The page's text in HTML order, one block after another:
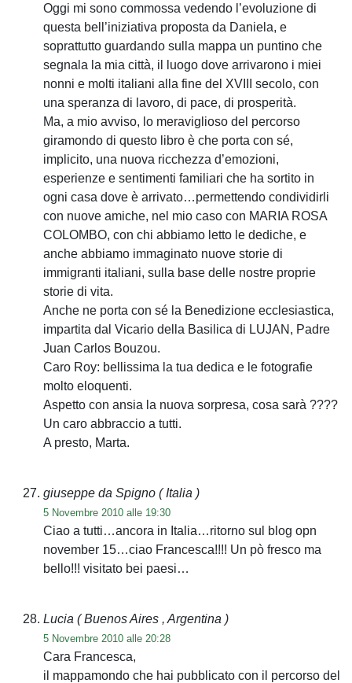
Oggi mi sono commossa vedendo l’evoluzione di
questa bell’iniziativa proposta da Daniela, e
soprattutto guardando sulla mappa un puntino che
segnala la mia città, il luogo dove arrivarono i miei
nonni e molti italiani alla fine del XVIII secolo, con
una speranza di lavoro, di pace, di prosperità.
Ma, a mio avviso, lo meraviglioso del percorso
giramondo di questo libro è che porta con sé,
implicito, una nuova ricchezza d’emozioni,
esperienze e sentimenti familiari che ha sortito in
ogni casa dove è arrivato…permettendo condividirli
con nuove amiche, nel mio caso con MARIA ROSA
COLOMBO, con chi abbiamo letto le dediche, e
anche abbiamo immaginato nuove storie di
immigranti italiani, sulla base delle nostre proprie
storie di vita.
Anche ne porta con sé la Benedizione ecclesiastica,
impartita dal Vicario della Basilica di LUJAN, Padre
Juan Carlos Bouzou.
Caro Roy: bellissima la tua dedica e le fotografie
molto eloquenti.
Aspetto con ansia la nuova sorpresa, cosa sarà ????
Un caro abbraccio a tutti.
A presto, Marta.
giuseppe da Spigno ( Italia )
5 Novembre 2010 alle 19:30
Ciao a tutti…ancora in Italia…ritorno sul blog opn
november 15…ciao Francesca!!!! Un pò fresco ma
bello!!! visitato bei paesi…
Lucia ( Buenos Aires , Argentina )
5 Novembre 2010 alle 20:28
Cara Francesca,
il mappamondo che hai pubblicato con il percorso del